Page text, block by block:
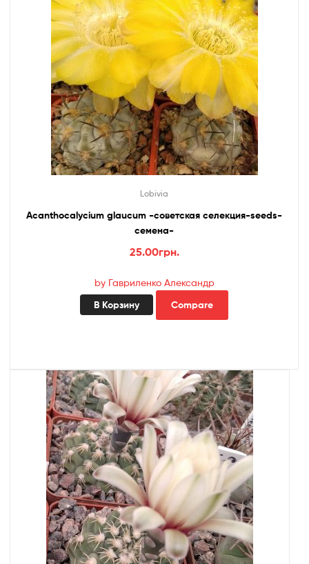
Lobivia
Acanthocalycium glaucum -coветская селекция-seeds-
семена-
25.00грн.
by Гавриленко Александр
В Корзину Compare